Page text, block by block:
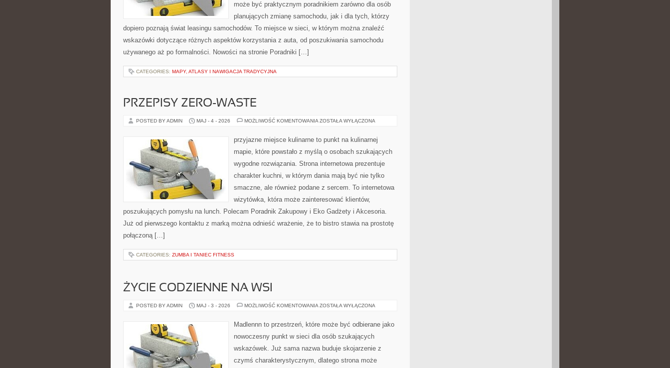
może być praktycznym poradnikiem zarówno dla osób
planujących zmianę samochodu, jak i dla tych, którzy
dopiero poznają świat leasingu samochodów. To miejsce w sieci, w którym można znaleźć
wskazówki dotyczące różnych aspektów korzystania z auta, od poszukiwania samochodu
używanego aż po formalności. Nowości na stronie Poradniki […]
CATEGORIES: MAPY, ATLASY I NAWIGACJA TRADYCYJNA
PRZEPISY ZERO-WASTE
POSTED BY ADMIN MAJ - 4 - 2026 MOŻLIWOŚĆ KOMENTOWANIA PRZEPISY
ZOSTAŁA WYŁĄCZONA
przyjazne miejsce kulinarne to punkt na kulinarnej
mapie, które powstało z myślą o osobach szukających
wygodne rozwiązania. Strona internetowa prezentuje
charakter kuchni, w którym dania mają być nie tylko
smaczne, ale również podane z sercem. To internetowa
wizytówka, która może zainteresować klientów,
poszukujących pomysłu na lunch. Polecam Poradnik Zakupowy i Eko Gadżety i Akcesoria.
Już od pierwszego kontaktu z marką można odnieść wrażenie, że to bistro stawia na prostotę
połączoną […]
CATEGORIES: ZUMBA I TANIEC FITNESS
ŻYCIE CODZIENNE NA WSI
POSTED BY ADMIN MAJ - 3 - 2026 MOŻLIWOŚĆ KOMENTOWANIA ŻYCIE
ZOSTAŁA WYŁĄCZONA
Madlennn to przestrzeń, które może być odbierane jako
nowoczesny punkt w sieci dla osób szukających
wskazówek. Już sama nazwa buduje skojarzenie z
czymś charakterystycznym, dlatego strona może